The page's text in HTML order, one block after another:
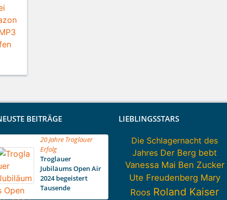
BEITRÄGE
20 Jahre Troglauer
Erfolg
Troglauer
Jubiläums Open Air
2024 begeistert
Tausende
LIEBLINGSSTARS
Die Schlagernacht des
Jahres Der Berg bebt
Vanessa Mai Ben Zucker
Ute Freudenberg Mary
Roos Roland Kaiser